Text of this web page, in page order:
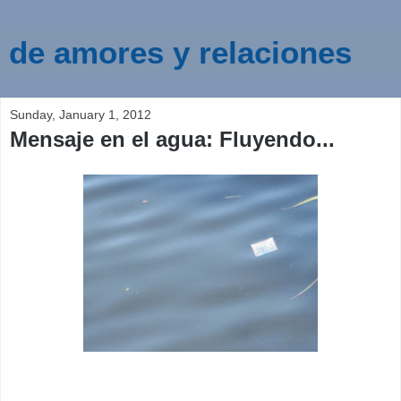
de amores y relaciones
Sunday, January 1, 2012
Mensaje en el agua: Fluyendo...